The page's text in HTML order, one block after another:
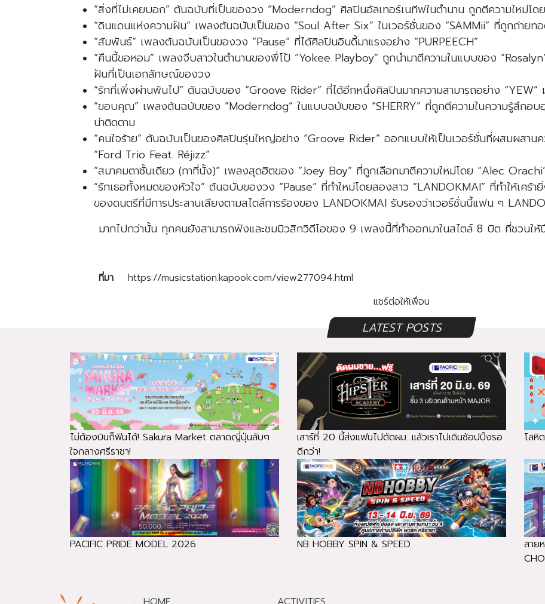
“สิ่งที่ไม่เคยบอก” ต้นฉบับที่เป็นของวง “Moderndog” ศิลปินอัลเทอร์เนทีฟในตำนาน ถูกตีความใหม่โด
“ดินแดนแห่งความฝัน” เพลงต้นฉบับเป็นของ “Soul After Six” ในเวอร์ชั่นของ “SAMMii” ที่ถูกถ่ายท
“สัมพันธ์” เพลงต้นฉบับเป็นของวง “Pause” ที่ได้ศิลปินอินดี้มาแรงอย่าง “PURPEECH”
“คืนนี้ขอหอม” เพลงจีบสาวในตำนานของพี่โป้ “Yokee Playboy” ถูกนำมาตีความในแบบของ
ฝันที่เป็นเอกลักษณ์ของวง
“รักที่เพิ่งผ่านพ้นไป” ต้นฉบับของ “Groove Rider” ที่ได้อีกหนึ่งศิลปินมากความสามารถอย่าง “YEW”
“ขอบคุณ” เพลงต้นฉบับของ “Moderndog” ในแบบฉบับของ “SHERRY” ที่ถูกตีความในความรู้สึกอบ
น่าติดตาม
“คนใจร้าย” ต้นฉบับเป็นของศิลปินรุ่นใหญ่อย่าง “Groove Rider” ออกแบบให้เป็นเวอร์ชั่นที่ผสมผสาน
“Ford Trio Feat. Réjizz”
“สมาคมตาชั้นเดียว (กากี่นั้ง)” เพลงสุดฮิตของ “Joey Boy” ที่ถูกเลือกมาตีความใหม่โดย “Alec
“รักเธอทั้งหมดของหัวใจ” ต้นฉบับของวง “Pause” ที่ทำใหม่โดยสองสาว “LANDOKMAI” ที่ทำให้เศร้
ของดนตรีที่มีการประสานเสียงตามสไตล์การร้องของ LANDOKMAI รับรองว่าเวอร์ชั่นนี้แฟน ๆ
มากไปกว่านั้น ทุกคนยังสามารถฟังและชมมิวสิกวิดีโอของ 9 เพลงนี้ที่ทำออกมาในสไตล์ 8 บิต ที่ชวน
ที่มา https://musicstation.kapook.com/view277094.html
แชร์ต่อให้เพื่อน
LATEST POSTS
ไม่ต้องบินก็ฟินได้! Sakura Market ตลาดญี่ปุ่นลับๆ
ใจกลางศรีราชา!
เสาร์ที่ 20 นี้ส่งแฟนไปตัดผม...แล้วเราไปเดินช้อปปิ้งรอ
ดีกว่า!
โลหิ
PACIFIC PRIDE MODEL 2026 NB HOBBY SPIN & SPEED
สาย